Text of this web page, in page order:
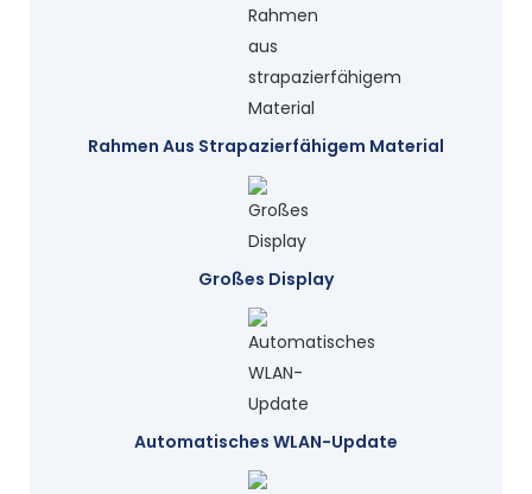
Rahmen Aus Strapazierfähigem Material
Großes Display
Automatisches WLAN-Update